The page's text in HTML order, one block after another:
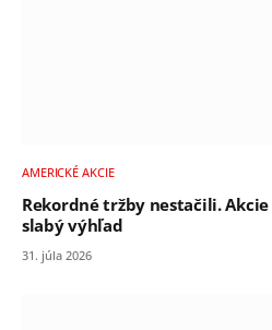
AMERICKÉ AKCIE
Rekordné tržby nestačili.
slabý výhľad
31. júla 2026